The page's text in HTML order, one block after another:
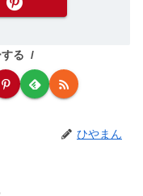
る
ひやまん